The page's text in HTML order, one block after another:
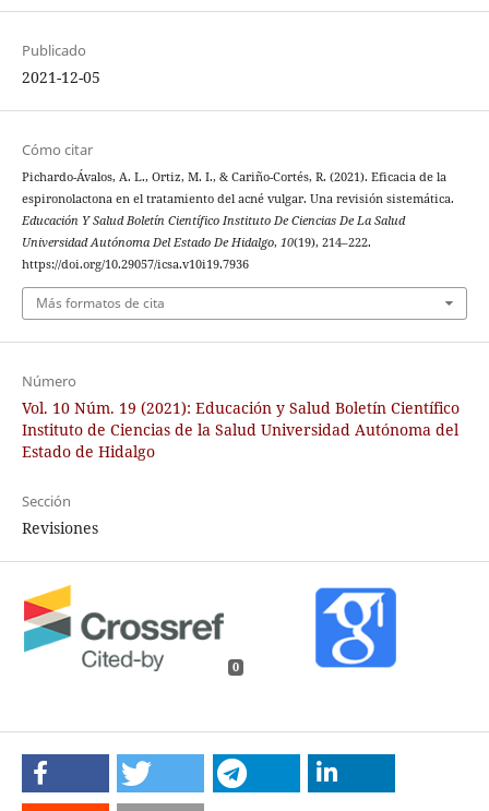
Publicado
2021-12-05
Cómo citar
Pichardo-Ávalos, A. L., Ortiz, M. I., & Cariño-Cortés, R. (2021). Eficacia de la
espironolactona en el tratamiento del acné vulgar. Una revisión sistemática.
Educación Y Salud Boletín Científico Instituto De Ciencias De La Salud
Universidad Autónoma Del Estado De Hidalgo, 10(19), 214–222.
https://doi.org/10.29057/icsa.v10i19.7936
Más formatos de cita
Número
Vol. 10 Núm. 19 (2021): Educación y Salud Boletín Científico
Instituto de Ciencias de la Salud Universidad Autónoma del
Estado de Hidalgo
Sección
Revisiones
0